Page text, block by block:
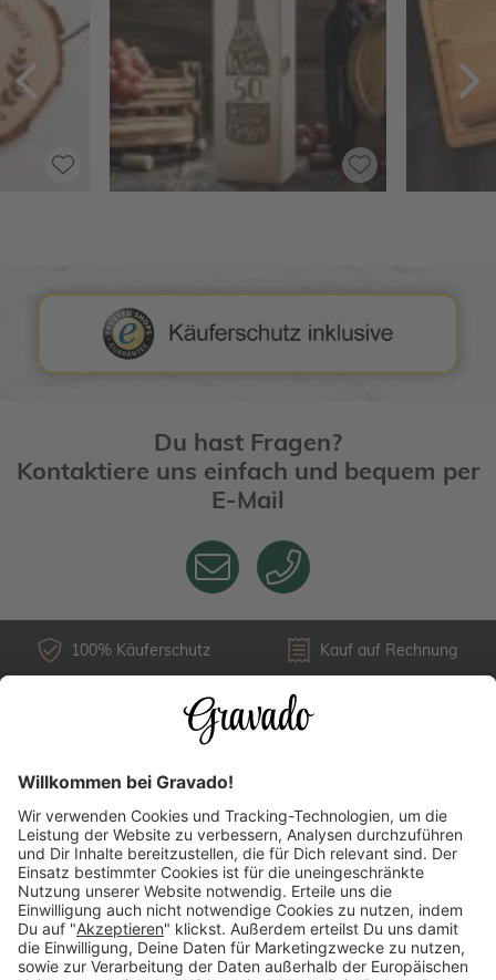
Zurück
Du hast Fragen?
Kontaktiere uns einfach und bequem per
E-Mail
100% Käuferschutz Kauf auf Rechnung
Über uns
Versandarten
Länderauswahl
Zahlungsarten